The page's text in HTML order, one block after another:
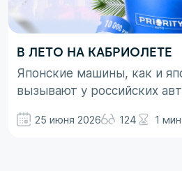
В ЛЕТО НА КАБРИОЛЕТЕ
Японские машины, как и
вызывают у российских
просто ассоциируются с
25 июня 2026 124 1 мин